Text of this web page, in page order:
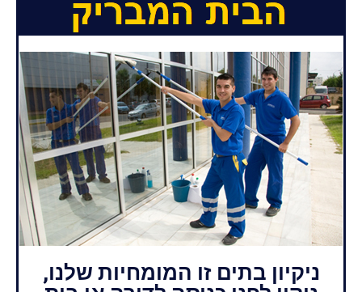
ניקיון בתים זו המומחיות שלנו,